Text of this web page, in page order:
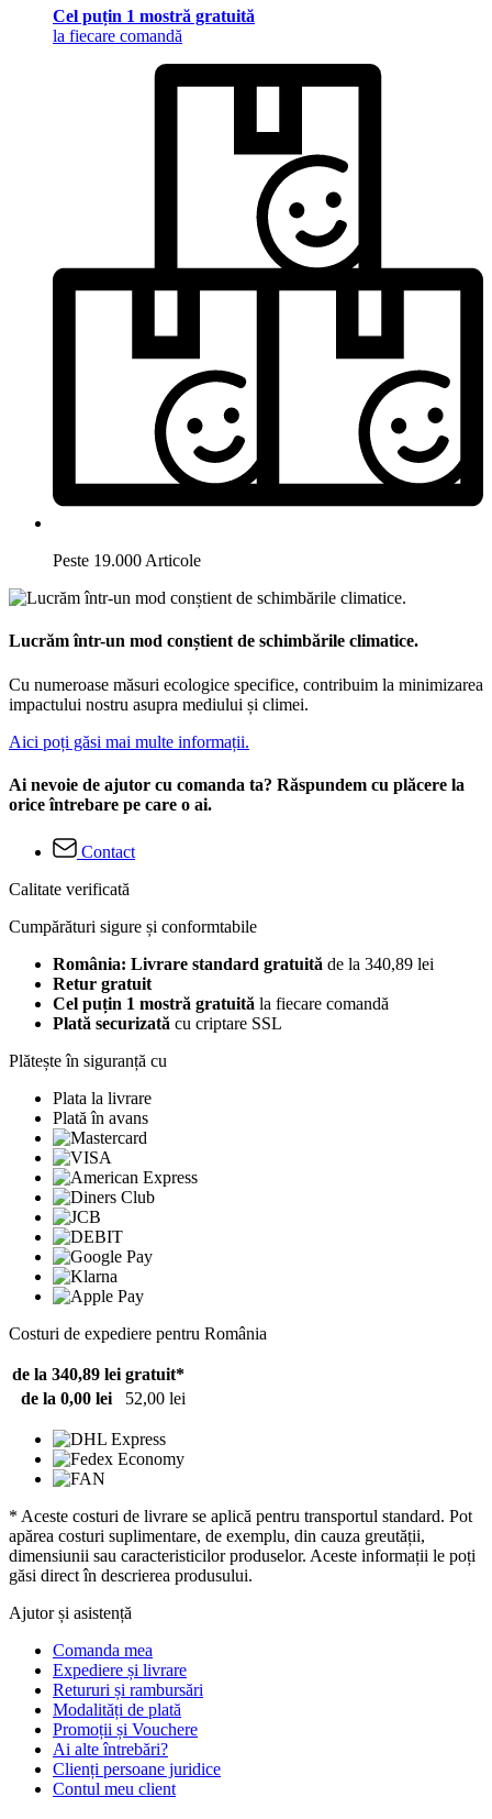
Cel puțin 1 mostră gratuită
la fiecare comandă
Peste 19.000 Articole
Lucrăm într-un mod conștient de schimbările climatice.
Cu numeroase măsuri ecologice specifice, contribuim la minimizarea
impactului nostru asupra mediului și climei.
Aici poți găsi mai multe informații.
Ai nevoie de ajutor cu comanda ta? Răspundem cu plăcere la
orice întrebare pe care o ai.
Contact
Calitate verificată
Cumpărături sigure și conformtabile
România: Livrare standard gratuită de la 340,89 lei
Retur gratuit
Cel puțin 1 mostră gratuită la fiecare comandă
Plată securizată cu criptare SSL
Plătește în siguranță cu
Plata la livrare
Plată în avans
Costuri de expediere pentru România
de la 340,89 lei gratuit*
de la 0,00 lei
52,00 lei
* Aceste costuri de livrare se aplică pentru transportul standard. Pot
apărea costuri suplimentare, de exemplu, din cauza greutății,
dimensiunii sau caracteristicilor produselor. Aceste informații le poți
găsi direct în descrierea produsului.
Ajutor și asistență
Comanda mea
Expediere și livrare
Retururi și rambursări
Modalități de plată
Promoții și Vouchere
Ai alte întrebări?
Clienți persoane juridice
Contul meu client